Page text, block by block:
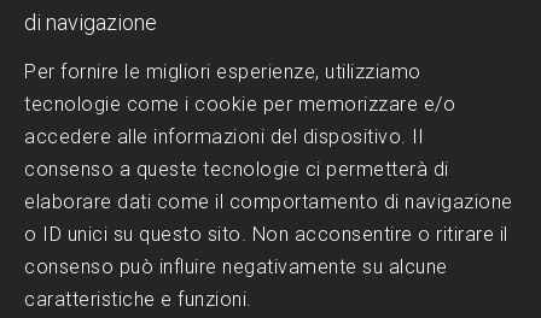
Piscina a sfioro: perché sceglierla?
Progettazione Piscine
Realizzazione Piscine
Trattamenti dell'acqua
di navigazione
Per fornire le migliori esperienze, utilizziamo
tecnologie come i cookie per memorizzare e/o
accedere alle informazioni del dispositivo. Il
consenso a queste tecnologie ci permetterà di
elaborare dati come il comportamento di navigazione
o ID unici su questo sito. Non acconsentire o ritirare il
consenso può influire negativamente su alcune
caratteristiche e funzioni.